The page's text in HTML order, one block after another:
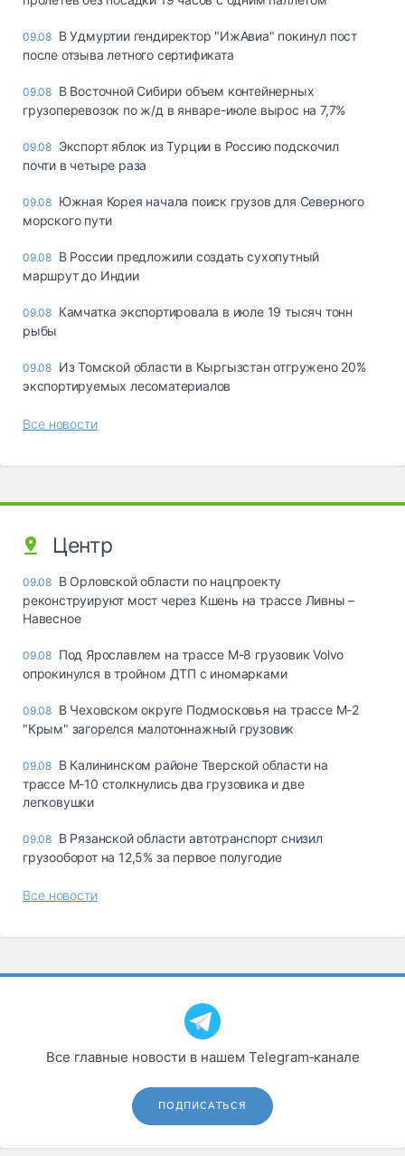
09.08 В Удмуртии гендиректор "ИжАвиа" покинул пост
после отзыва летного сертификата
09.08 В Восточной Сибири объем контейнерных
грузоперевозок по ж/д в январе-июле вырос на 7,7%
09.08 Экспорт яблок из Турции в Россию подскочил
почти в четыре раза
09.08 Южная Корея начала поиск грузов для Северного
морского пути
09.08 В России предложили создать сухопутный
маршрут до Индии
09.08 Камчатка экспортировала в июле 19 тысяч тонн
рыбы
09.08 Из Томской области в Кыргызстан отгружено 20%
экспортируемых лесоматериалов
Все новости
Центр
09.08 В Орловской области по нацпроекту
реконструируют мост через Кшень на трассе Ливны –
Навесное
09.08 Под Ярославлем на трассе М-8 грузовик Volvo
опрокинулся в тройном ДТП с иномарками
09.08 В Чеховском округе Подмосковья на трассе М-2
"Крым" загорелся малотоннажный грузовик
09.08 В Калининском районе Тверской области на
трассе М-10 столкнулись два грузовика и две
легковушки
09.08 В Рязанской области автотранспорт снизил
грузооборот на 12,5% за первое полугодие
Все новости
Все главные новости в нашем Telegram‑канале
ПОДПИСАТЬСЯ